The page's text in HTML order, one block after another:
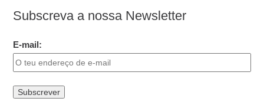
Subscreva a nossa Newsletter
E-mail: